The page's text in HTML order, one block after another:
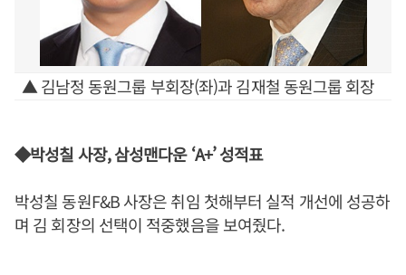
▲ 김남정 동원그룹 부회장(좌)과 김재철 동원그룹 회장
◆박성칠 사장, 삼성맨다운 ‘A+’ 성적표
박성칠 동원F&B 사장은 취임 첫해부터 실적 개선에 성공하
며 김 회장의 선택이 적중했음을 보여줬다.